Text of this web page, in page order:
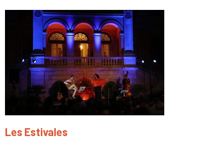
Les Estivales